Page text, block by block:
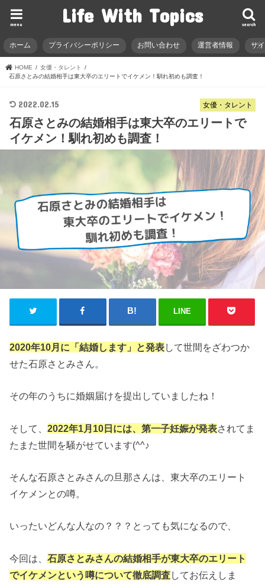
Life With Topics search
menu
ホーム プライバシーポリシー お問い合わせ 運営者情報 サ
HOME
女優・タレント
石原さとみの結婚相手は東大卒のエリートでイケメン！馴れ初めも調査！
女優・タレント
2022.02.15
石原さとみの結婚相手は東大卒のエリートで
イケメン！馴れ初めも調査！
LINE
2020年10月に「結婚します」と発表して世間をざわつか
せた石原さとみさん。
その年のうちに婚姻届けを提出していましたね！
そして、2022年1月10日には、第一子妊娠が発表されてま
たまた世間を騒がせています(^^♪
そんな石原さとみさんの旦那さんは、東大卒のエリート
イケメンとの噂。
いったいどんな人なの？？？とっても気になるので、
今回は、石原さとみさんの結婚相手が東大卒のエリート
でイケメンという噂について徹底調査してお伝えしま